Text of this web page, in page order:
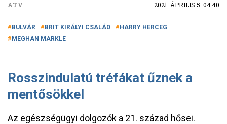
ATV 2021. ÁPRILIS 5. 04:40
BULVÁR BRIT KIRÁLYI CSALÁD
HARRY HERCEG
MEGHAN MARKLE
Rosszindulatú tréfákat űznek a
mentősökkel
Az egészségügyi dolgozók a 21. század hősei.